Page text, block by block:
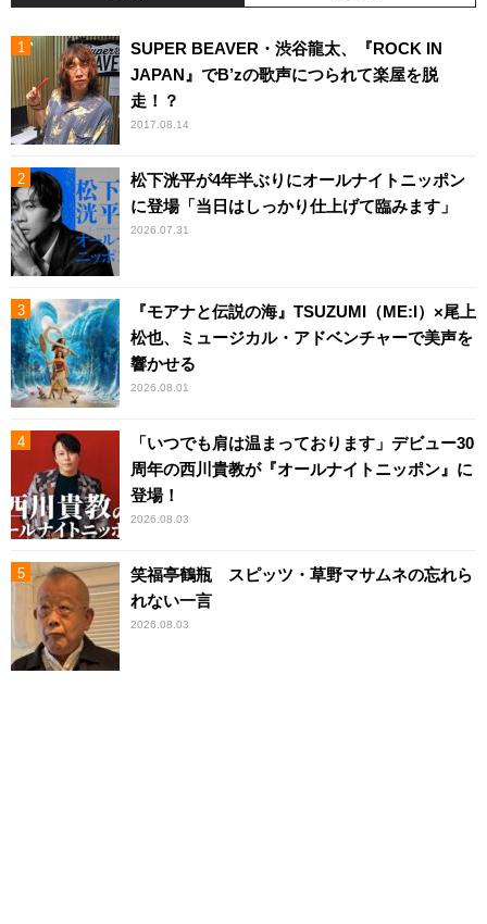
SUPER BEAVER・渋谷龍太、『ROCK IN
JAPAN』でB’zの歌声につられて楽屋を脱
走！？
2017.08.14
松下洸平が4年半ぶりにオールナイトニッポン
に登場「当日はしっかり仕上げて臨みます」
2026.07.31
『モアナと伝説の海』TSUZUMI（ME:I）×尾上
松也、ミュージカル・アドベンチャーで美声を
響かせる
2026.08.01
「いつでも肩は温まっております」デビュー30
周年の西川貴教が『オールナイトニッポン』に
登場！
2026.08.03
笑福亭鶴瓶 スピッツ・草野マサムネの忘れら
れない一言
2026.08.03